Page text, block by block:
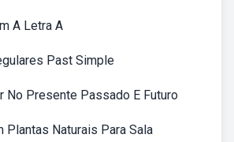
A Letra A
Past Simple
No Presente Passado E Futuro
Plantas Naturais Para Sala